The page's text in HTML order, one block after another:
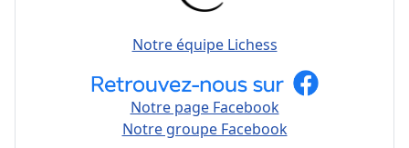
Notre équipe Lichess
Notre page Facebook
Notre groupe Facebook